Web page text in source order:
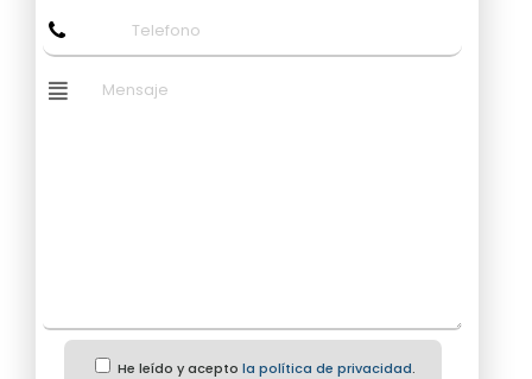
He leído y acepto la política de privacidad.